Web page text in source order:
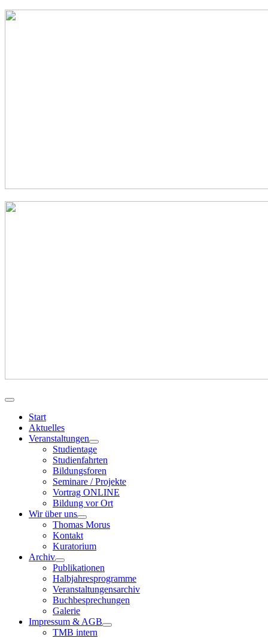
Start
Aktuelles
Veranstaltungen
Studientage
Studienfahrten
Bildungsforen
Seminare / Projekte
Vortrag ONLINE
Bildung vor Ort
Wir über uns
Thomas Morus
Kontakt
Kuratorium
Archiv
Publikationen
Halbjahresprogramme
Veranstaltungensarchiv
Buchbesprechungen
Galerie
Impressum & AGB
TMB intern